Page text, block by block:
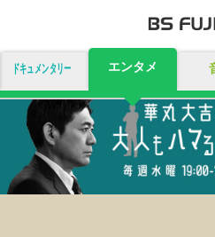
ドキュメンタリー エンタメ